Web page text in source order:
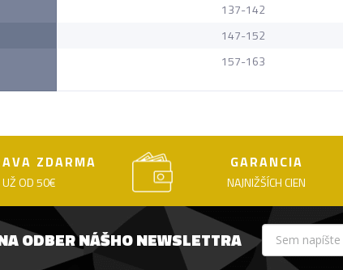
137-142
147-152
157-163
ZDARMA
UŽ OD 50€
GARANCIA
NAJNIŽŠÍCH CIEN
ODBER NÁŠHO NEWSLETTRA